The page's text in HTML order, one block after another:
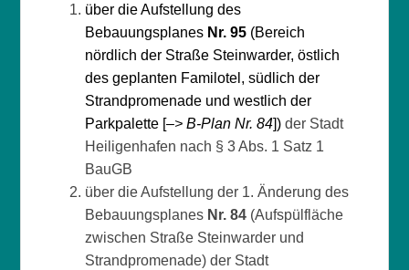
über die Aufstellung des
Bebauungsplanes Nr. 95 (Bereich
nördlich der Straße Steinwarder, östlich
des geplanten Familotel, südlich der
Strandpromenade und westlich der
Parkpalette [–> B-Plan Nr. 84]) der Stadt
Heiligenhafen nach § 3 Abs. 1 Satz 1
BauGB
über die Aufstellung der 1. Änderung des
Bebauungsplanes Nr. 84 (Aufspülfläche
zwischen Straße Steinwarder und
Strandpromenade) der Stadt